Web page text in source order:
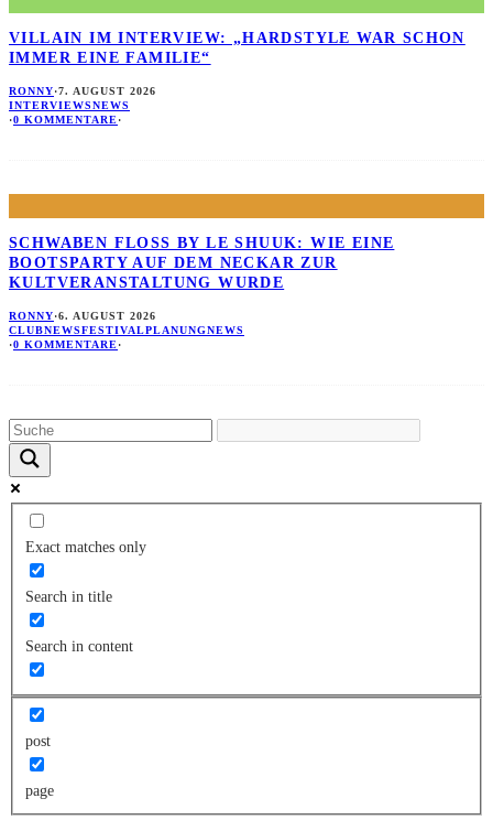
VILLAIN IM INTERVIEW: „HARDSTYLE WAR SCHON
IMMER EINE FAMILIE“
RONNY·7. AUGUST 2026
INTERVIEWSNEWS
·0 KOMMENTARE·
SCHWABEN FLOSS BY LE SHUUK: WIE EINE B
OOTSPARTY AUF DEM NECKAR ZUR K
ULTVERANSTALTUNG WURDE
RONNY·6. AUGUST 2026
CLUBNEWSFESTIVALPLANUNGNEWS
·0 KOMMENTARE·
Exact matches only
Search in title
Search in content
post
page